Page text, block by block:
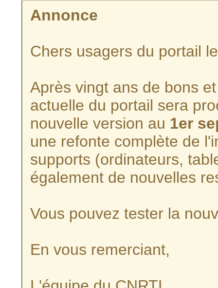
Annonce
Chers usagers du portail
Après vingt ans de bons
actuelle du portail sera
nouvelle version au 1er
une refonte complète de
supports (ordinateurs,
également de nouvelles
Vous pouvez tester la
En vous remerciant,